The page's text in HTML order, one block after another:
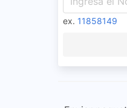
ex. 11858149